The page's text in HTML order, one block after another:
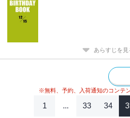
あらすじを見
※無料、予約、入荷通知のコンテ
1 ... 33 34